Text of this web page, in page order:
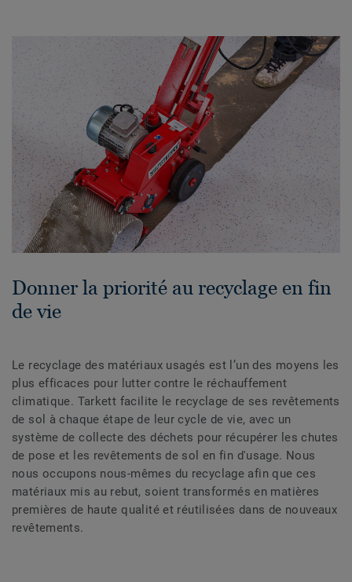
Donner la priorité au recyclage en fin
de vie
Le recyclage des matériaux usagés est l’un des moyens les
plus efficaces pour lutter contre le réchauffement
climatique. Tarkett facilite le recyclage de ses revêtements
de sol à chaque étape de leur cycle de vie, avec un
système de collecte des déchets pour récupérer les chutes
de pose et les revêtements de sol en fin d'usage. Nous
nous occupons nous-mêmes du recyclage afin que ces
matériaux mis au rebut, soient transformés en matières
premières de haute qualité et réutilisées dans de nouveaux
revêtements.